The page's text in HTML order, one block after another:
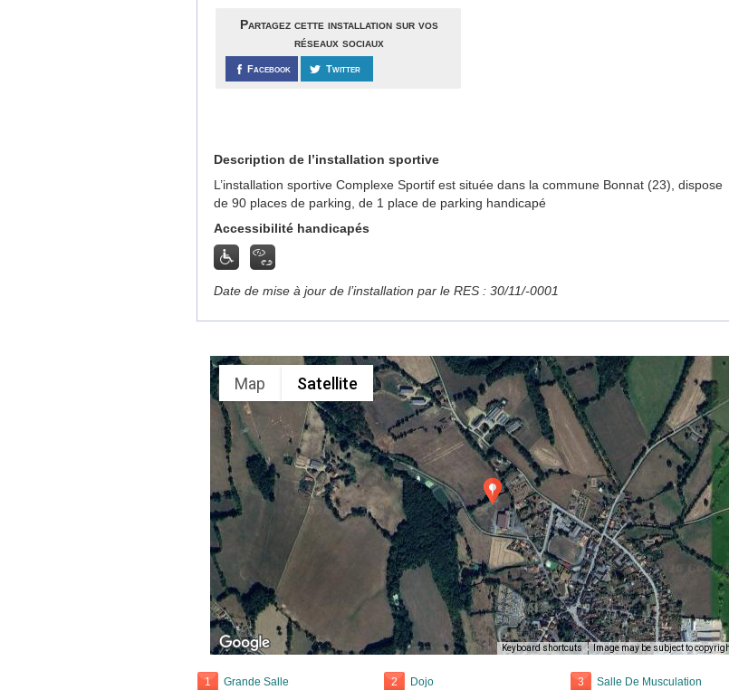
Partagez cette installation sur vos
réseaux sociaux
Facebook Twitter
Description de l’installation sportive
L’installation sportive Complexe Sportif est située dans la commune Bonnat (23), dispose
de 90 places de parking, de 1 place de parking handicapé
Accessibilité handicapés
Date de mise à jour de l’installation par le RES : 30/11/-0001
Map Satellite
Keyboard shortcuts Image may be subject to
1 Grande Salle 2 Dojo 3 Salle De Musculation